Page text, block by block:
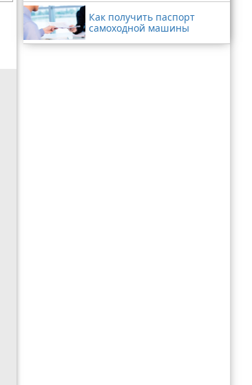
Как получить паспорт
самоходной машины